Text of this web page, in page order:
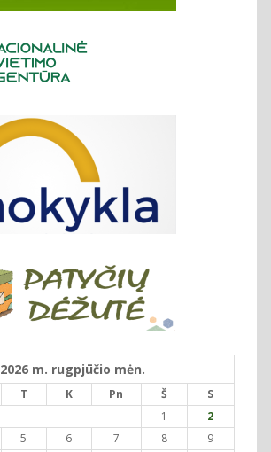
2026 m. rugpjūčio mėn.
T K Pn Š
S
1
2
5 6 7 8
9